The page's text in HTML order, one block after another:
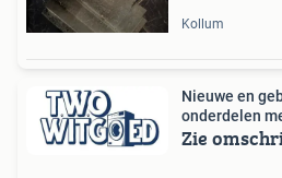
Kollum
Nieuwe en
onderdelen
Zie